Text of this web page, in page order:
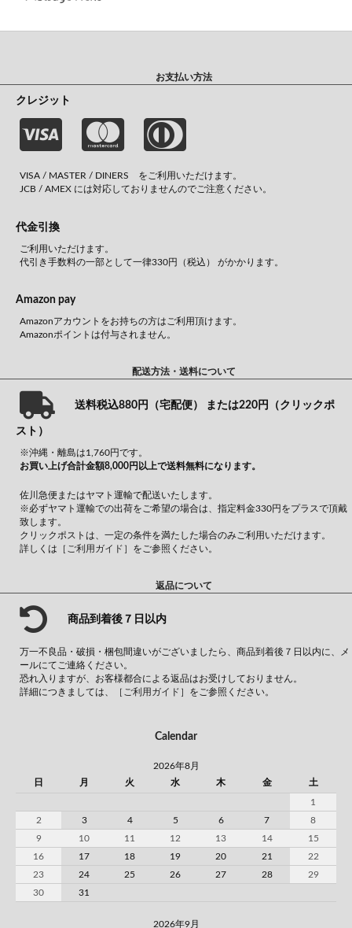
お支払い方法
クレジット
VISA / MASTER / DINERS をご利用いただけます。
JCB / AMEX には対応しておりませんのでご注意ください。
代金引換
ご利用いただけます。
代引き手数料の一部として一律330円（税込） がかかります。
Amazon pay
Amazonアカウントをお持ちの方はご利用頂けます。
Amazonポイントは付与されません。
配送方法・送料について
送料税込880円（宅配便） または220円（クリックポ
スト）
※沖縄・離島は1,760円です。
お買い上げ合計金額8,000円以上で送料無料になります。
佐川急便またはヤマト運輸で配送いたします。
※必ずヤマト運輸での出荷をご希望の場合は、指定料金330円をプラスで頂戴
致します。
クリックポストは、一定の条件を満たした場合のみご利用いただけます。
詳しくは ［ご利用ガイド］ をご参照ください。
返品について
商品到着後７日以内
万一不良品・破損・梱包間違いがございましたら、商品到着後７日以内に、メ
ールにてご連絡ください。
恐れ入りますが、お客様都合による返品はお受けしておりません。
詳細につきましては、
［ご利用ガイド］ をご参照ください。
Calendar
2026年8月
日
月 火 水 木 金 土
1
2
3 4 5 6 7
8
9
10 11 12 13 14
15
16
17 18 19 20 21
22
23
24 25 26 27 28
29
30
31
2026年9月